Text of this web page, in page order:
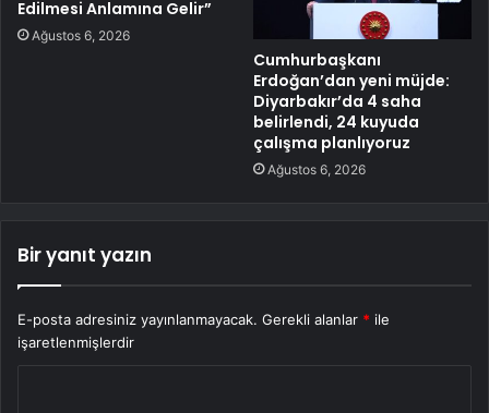
Edilmesi Anlamına Gelir”
Ağustos 6, 2026
Cumhurbaşkanı
Erdoğan’dan yeni müjde:
Diyarbakır’da 4 saha
belirlendi, 24 kuyuda
çalışma planlıyoruz
Ağustos 6, 2026
Bir yanıt yazın
E-posta adresiniz yayınlanmayacak. Gerekli alanlar * ile
işaretlenmişlerdir